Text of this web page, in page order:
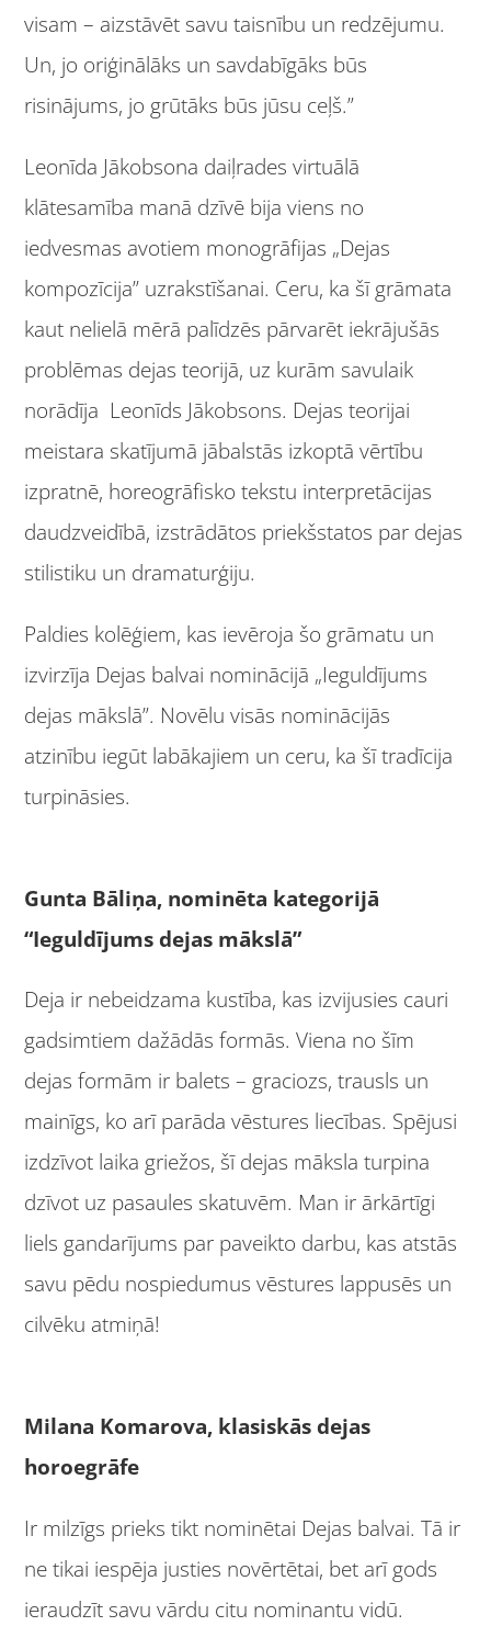
visam – aizstāvēt savu taisnību un redzējumu.
Un, jo oriģinālāks un savdabīgāks būs
risinājums, jo grūtāks būs jūsu ceļš.”
Leonīda Jākobsona daiļrades virtuālā
klātesamība manā dzīvē bija viens no
iedvesmas avotiem monogrāfijas „Dejas
kompozīcija” uzrakstīšanai. Ceru, ka šī grāmata
kaut nelielā mērā palīdzēs pārvarēt iekrājušās
problēmas dejas teorijā, uz kurām savulaik
norādīja Leonīds Jākobsons. Dejas teorijai
meistara skatījumā jābalstās izkoptā vērtību
izpratnē, horeogrāfisko tekstu interpretācijas
daudzveidībā, izstrādātos priekšstatos par dejas
stilistiku un dramaturģiju.
Paldies kolēģiem, kas ievēroja šo grāmatu un
izvirzīja Dejas balvai nominācijā „Ieguldījums
dejas mākslā”. Novēlu visās nominācijās
atzinību iegūt labākajiem un ceru, ka šī tradīcija
turpināsies.
Gunta Bāliņa, nominēta kategorijā
“Ieguldījums dejas mākslā”
Deja ir nebeidzama kustība, kas izvijusies cauri
gadsimtiem dažādās formās. Viena no šīm
dejas formām ir balets – graciozs, trausls un
mainīgs, ko arī parāda vēstures liecības. Spējusi
izdzīvot laika griežos, šī dejas māksla turpina
dzīvot uz pasaules skatuvēm. Man ir ārkārtīgi
liels gandarījums par paveikto darbu, kas atstās
savu pēdu nospiedumus vēstures lappusēs un
cilvēku atmiņā!
Milana Komarova, klasiskās dejas
horoegrāfe
Ir milzīgs prieks tikt nominētai Dejas balvai. Tā ir
ne tikai iespēja justies novērtētai, bet arī gods
ieraudzīt savu vārdu citu nominantu vidū.